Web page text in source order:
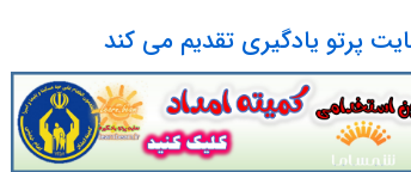
پرتو یادگیری تقدیم می کند
کلیات مصاحبه و نحوه حضور در آن شرایط و
آماده می کند.بخش 2
گزینش عمومی
و ... هست، آمادگی عمومی